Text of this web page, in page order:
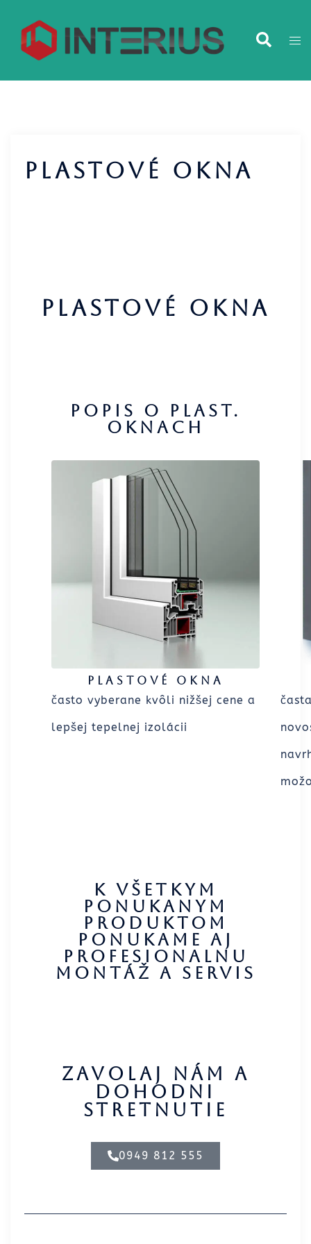
Plastové okna
Plastové okna
Popis o plast.
oknach
Plastové okna
často vyberane kvôli nižšej cene a
lepšej tepelnej izolácii
K všetkym
ponukanym
produktom
ponukame aj
profesionalnu
montáž a servis
Zavolaj nám a
dohodni
stretnutie
0949 812 555